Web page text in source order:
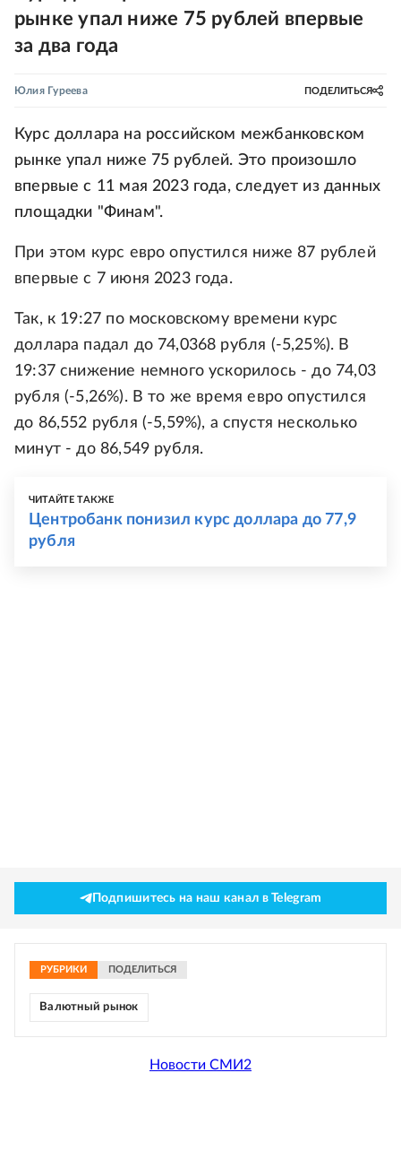
рынке упал ниже 75 рублей впервые
за два года
Юлия Гуреева ПОДЕЛИТЬСЯ
Курс доллара на российском межбанковском
рынке упал ниже 75 рублей. Это произошло
впервые с 11 мая 2023 года, следует из данных
площадки "Финам".
При этом курс евро опустился ниже 87 рублей
впервые с 7 июня 2023 года.
Так, к 19:27 по московскому времени курс
доллара падал до 74,0368 рубля (-5,25%). В
19:37 снижение немного ускорилось - до 74,03
рубля (-5,26%). В то же время евро опустился
до 86,552 рубля (-5,59%), а спустя несколько
минут - до 86,549 рубля.
ЧИТАЙТЕ ТАКЖЕ
Центробанк понизил курс доллара до 77,9
рубля
Подпишитесь на наш канал в Telegram
РУБРИКИ ПОДЕЛИТЬСЯ
Валютный рынок
Новости СМИ2